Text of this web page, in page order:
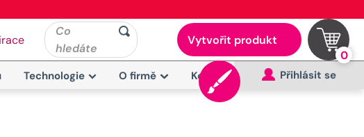
Co
hledáte
Vytvořit produkt
0
Technologie O firmě Kontakt Přihlásit se